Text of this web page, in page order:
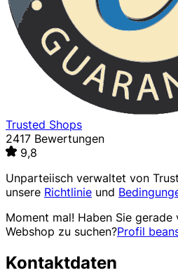
Trusted Shops
2417 Bewertungen
9,8
Unparteiisch verwaltet von
unsere Richtlinie und
Moment mal! Haben Sie gerade
Webshop zu suchen?Profil
Kontaktdaten